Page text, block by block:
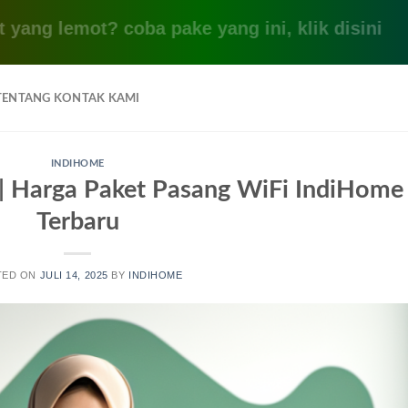
lemot? coba pake yang ini, klik disini
KONTAK KAMI
INDIHOME
Harga Paket Pasang WiFi IndiHome
Terbaru
ON JULI 14, 2025 BY INDIHOME